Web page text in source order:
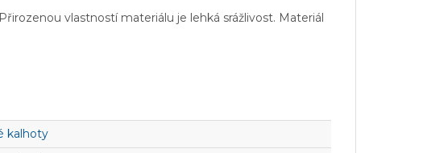
vlastností materiálu je lehká srážlivost. Materiál
kalhoty